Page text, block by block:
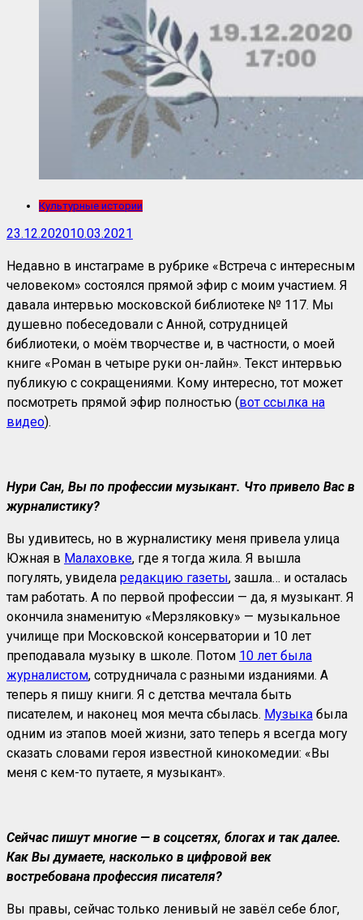
Культурные истории
23.12.202010.03.2021
Недавно в инстаграме в рубрике «Встреча с интересным
человеком» состоялся прямой эфир с моим участием. Я
давала интервью московской библиотеке № 117. Мы
душевно побеседовали с Анной, сотрудницей
библиотеки, о моём творчестве и, в частности, о моей
книге «Роман в четыре руки он-лайн». Текст интервью
публикую с сокращениями. Кому интересно, тот может
посмотреть прямой эфир полностью (вот ссылка на
видео).
Нури Сан, Вы по профессии музыкант. Что привело Вас в
журналистику?
Вы удивитесь, но в журналистику меня привела улица
Южная в Малаховке, где я тогда жила. Я вышла
погулять, увидела редакцию газеты, зашла… и осталась
там работать. А по первой профессии — да, я музыкант. Я
окончила знаменитую «Мерзляковку» — музыкальное
училище при Московской консерватории и 10 лет
преподавала музыку в школе. Потом 10 лет была
журналистом, сотрудничала с разными изданиями. А
теперь я пишу книги. Я с детства мечтала быть
писателем, и наконец моя мечта сбылась. Музыка была
одним из этапов моей жизни, зато теперь я всегда могу
сказать словами героя известной кинокомедии: «Вы
меня с кем-то путаете, я музыкант».
Сейчас пишут многие — в соцсетях, блогах и так далее.
Как Вы думаете, насколько в цифровой век
востребована профессия писателя?
Вы правы, сейчас только ленивый не завёл себе блог,